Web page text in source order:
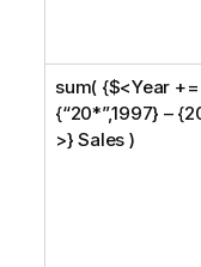
sum( {$<Year +=
{“20*”,1997} –
>} Sales )